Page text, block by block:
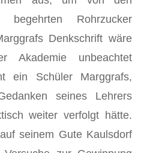
begehrten Rohrzucker
Denkschrift wäre
unbeachtet
ein Schüler Marggrafs,
seines Lehrers
weiter verfolgt hätte.
seinem Gute Kaulsdorf